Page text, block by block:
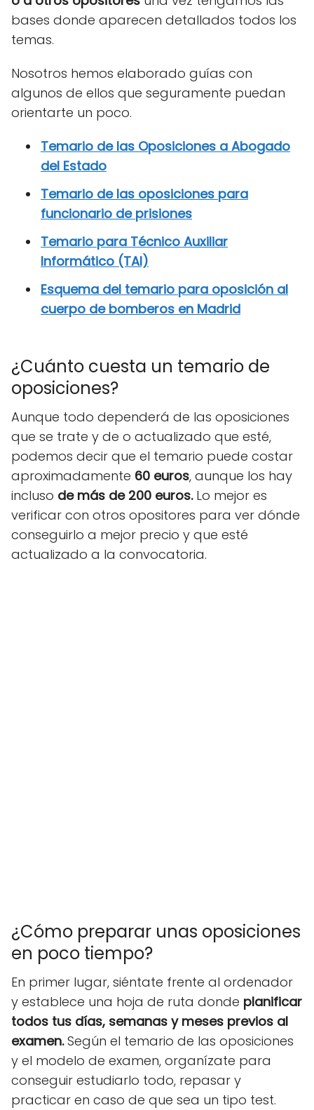
bases donde aparecen detallados todos los
temas.
Nosotros hemos elaborado guías con
algunos de ellos que seguramente puedan
orientarte un poco.
Temario de las Oposiciones a Abogado
del Estado
Temario de las oposiciones para
funcionario de prisiones
Temario para Técnico Auxiliar
Informático (TAI)
Esquema del temario para oposición al
cuerpo de bomberos en Madrid
¿Cuánto cuesta un temario de
oposiciones?
Aunque todo dependerá de las oposiciones
que se trate y de o actualizado que esté,
podemos decir que el temario puede costar
aproximadamente 60 euros, aunque los hay
incluso de más de 200 euros. Lo mejor es
verificar con otros opositores para ver dónde
conseguirlo a mejor precio y que esté
actualizado a la convocatoria.
¿Cómo preparar unas oposiciones
en poco tiempo?
En primer lugar, siéntate frente al ordenador
y establece una hoja de ruta donde planificar
todos tus días, semanas y meses previos al
examen.Según el temario de las oposiciones
y el modelo de examen, organízate para
conseguir estudiarlo todo, repasar y
practicar en caso de que sea un tipo test.